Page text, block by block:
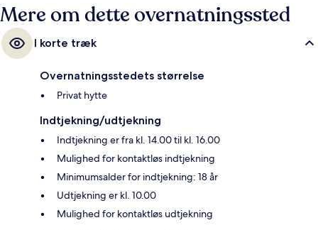
Mere om dette overnatningssted
I korte træk
Overnatningsstedets størrelse
Privat hytte
Indtjekning/udtjekning
Indtjekning er fra kl. 14.00 til kl. 16.00
Mulighed for kontaktløs indtjekning
Minimumsalder for indtjekning: 18 år
Udtjekning er kl. 10.00
Mulighed for kontaktløs udtjekning